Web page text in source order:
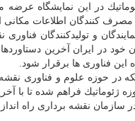
در این نمایشگاه
و مصرف كنندگان اطلاعات
و تولیدكنندگان
خود در ایران آخرین
این فناوری ها برقرار شود.
در حوزه علوم و فناوری
ژئوماتیك فراهم شده تا با